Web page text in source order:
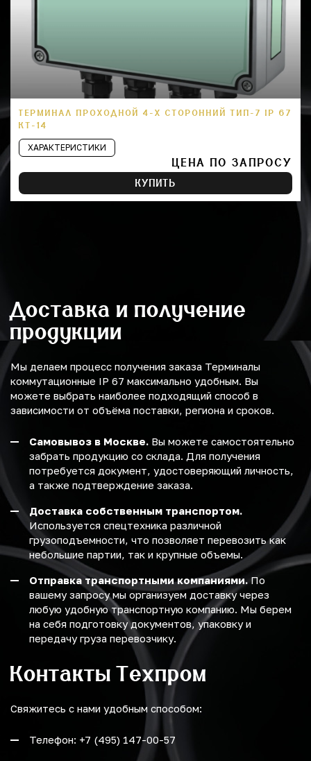
ТЕРМИНАЛ ПРОХОДНОЙ 4-Х СТОРОННИЙ ТИП-7 IP 67
КТ-14
ХАРАКТЕРИСТИКИ
ЦЕНА ПО ЗАПРОСУ
КУПИТЬ
Доставка и получение
продукции
Мы делаем процесс получения заказа Терминалы
коммутационные IP 67 максимально удобным. Вы
можете выбрать наиболее подходящий способ в
зависимости от объёма поставки, региона и сроков.
Самовывоз в Москве. Вы можете самостоятельно
забрать продукцию со склада. Для получения
потребуется документ, удостоверяющий личность,
а также подтверждение заказа.
Доставка собственным транспортом.
Используется спецтехника различной
грузоподъемности, что позволяет перевозить как
небольшие партии, так и крупные объемы.
Отправка транспортными компаниями. По
вашему запросу мы организуем доставку через
любую удобную транспортную компанию. Мы берем
на себя подготовку документов, упаковку и
передачу груза перевозчику.
Контакты Техпром
Свяжитесь с нами удобным способом:
Телефон: +7 (495) 147-00-57